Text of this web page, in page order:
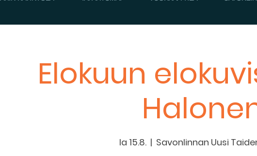
Elokuun
la 15.8.
  |
Savonlinnan Uusi